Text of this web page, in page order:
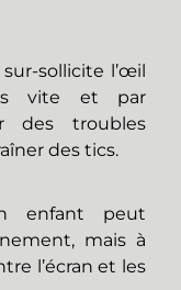
sollicite l’œil
vite et par
des troubles
des tics.
enfant peut
mais à
l’écran et les